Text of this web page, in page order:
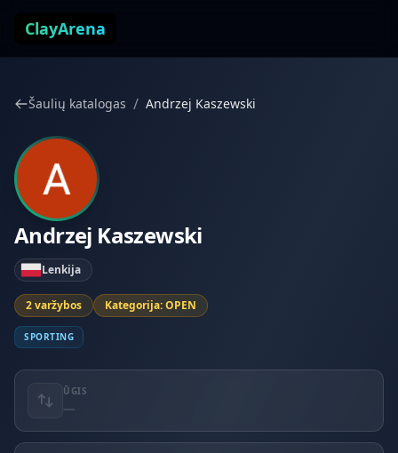
ClayArena
Šaulių katalogas / Andrzej Kaszewski
Andrzej Kaszewski
Lenkija
2 varžybos Kategorija: OPEN
SPORTING
ŪGIS
—